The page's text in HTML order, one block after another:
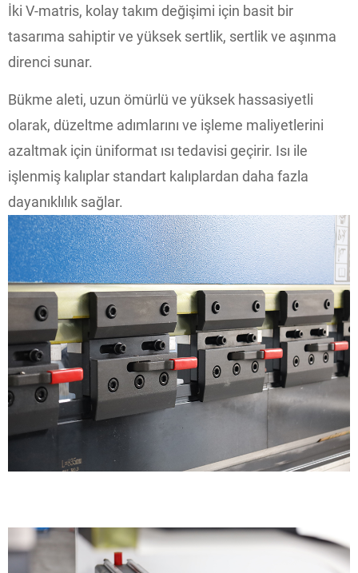
İki V-matris, kolay takım değişimi için basit bir
tasarıma sahiptir ve yüksek sertlik, sertlik ve aşınma
direnci sunar.
Bükme aleti, uzun ömürlü ve yüksek hassasiyetli
olarak, düzeltme adımlarını ve işleme maliyetlerini
azaltmak için üniformat ısı tedavisi geçirir. Isı ile
işlenmiş kalıplar standart kalıplardan daha fazla
dayanıklılık sağlar.